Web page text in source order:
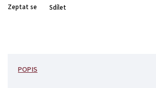
Zeptat se Sdílet
POPIS